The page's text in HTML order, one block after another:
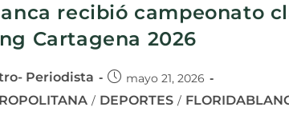
recibió campeonato
Cartagena 2026
Periodista mayo 21, 2026
/ DEPORTES /